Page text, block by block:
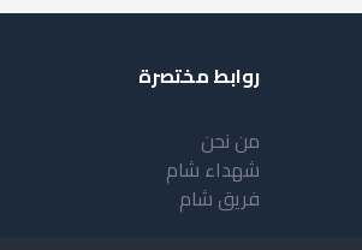
روابط مختصرة
من نحن
شهداء شام
فريق شام